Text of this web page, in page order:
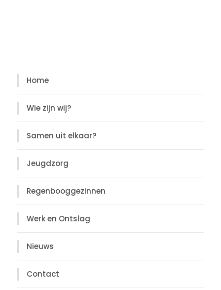
Home
Wie zijn wij?
Samen uit elkaar?
Jeugdzorg
Regenbooggezinnen
Werk en Ontslag
Nieuws
Contact